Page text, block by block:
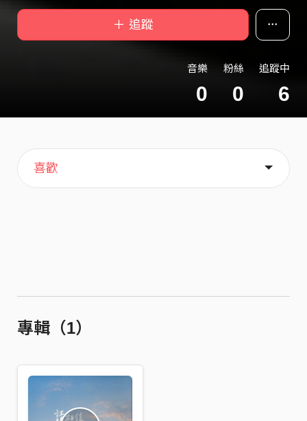
＋ 追蹤
音樂
0
粉絲
0
追蹤中
6
主頁
歌單
喜歡
關於
專輯（1）